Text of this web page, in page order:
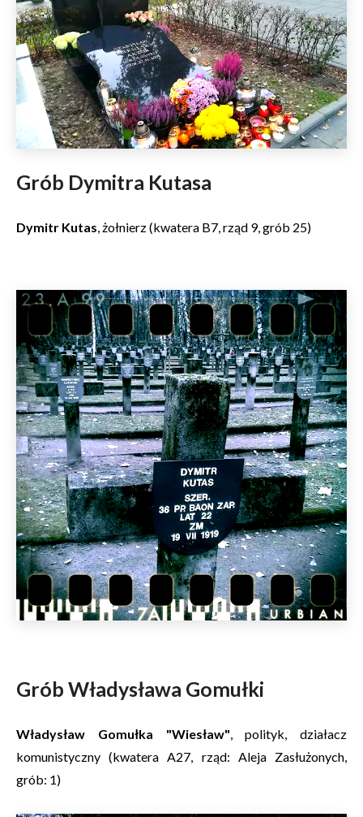
Grób Dymitra Kutasa
Dymitr Kutas , żołnierz (kwatera B7, rząd 9, grób 25)
Grób Władysława Gomułki
Władysław Gomułka "Wiesław", polityk, działacz
komunistyczny (kwatera A27, rząd: Aleja Zasłużonych,
grób: 1)